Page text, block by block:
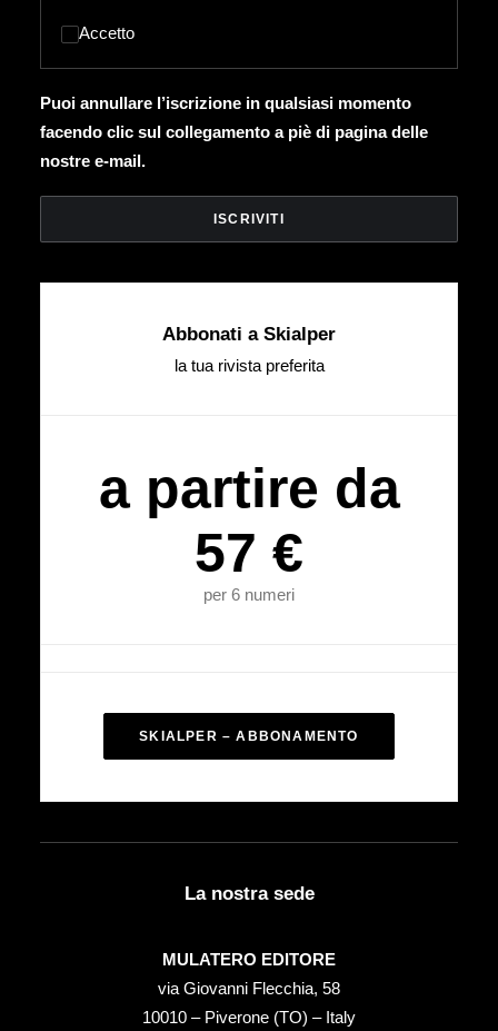
Accetto
Puoi annullare l’iscrizione in qualsiasi momento
facendo clic sul collegamento a piè di pagina delle
nostre e-mail.
Abbonati a Skialper
la tua rivista preferita
a partire da
57 €
per 6 numeri
SKIALPER – ABBONAMENTO
La nostra sede
MULATERO EDITORE
via Giovanni Flecchia, 58
10010 – Piverone (TO) – Italy